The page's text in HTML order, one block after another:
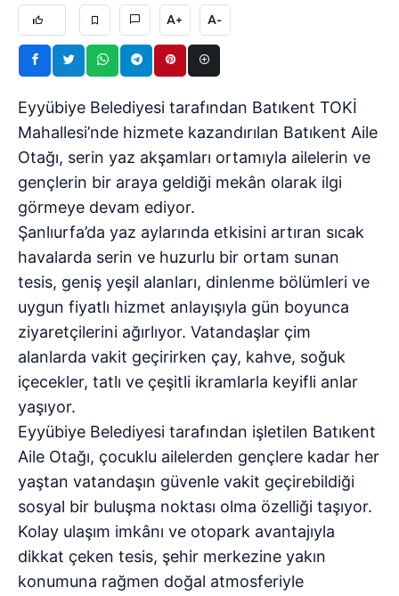
A+ A-
Eyyübiye Belediyesi tarafından Batıkent TOKİ
Mahallesi’nde hizmete kazandırılan Batıkent Aile
Otağı, serin yaz akşamları ortamıyla ailelerin ve
gençlerin bir araya geldiği mekân olarak ilgi
görmeye devam ediyor.
Şanlıurfa’da yaz aylarında etkisini artıran sıcak
havalarda serin ve huzurlu bir ortam sunan
tesis, geniş yeşil alanları, dinlenme bölümleri ve
uygun fiyatlı hizmet anlayışıyla gün boyunca
ziyaretçilerini ağırlıyor. Vatandaşlar çim
alanlarda vakit geçirirken çay, kahve, soğuk
içecekler, tatlı ve çeşitli ikramlarla keyifli anlar
yaşıyor.
Eyyübiye Belediyesi tarafından işletilen Batıkent
Aile Otağı, çocuklu ailelerden gençlere kadar her
yaştan vatandaşın güvenle vakit geçirebildiği
sosyal bir buluşma noktası olma özelliği taşıyor.
Kolay ulaşım imkânı ve otopark avantajıyla
dikkat çeken tesis, şehir merkezine yakın
konumuna rağmen doğal atmosferiyle